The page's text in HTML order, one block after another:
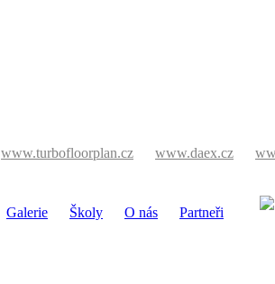
www.turbofloorplan.cz www.daex.cz
Galerie Školy O nás Partneři